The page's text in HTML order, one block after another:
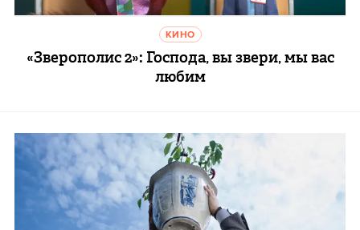
КИНО
«Зверополис 2»: Господа, вы звери, мы вас
любим